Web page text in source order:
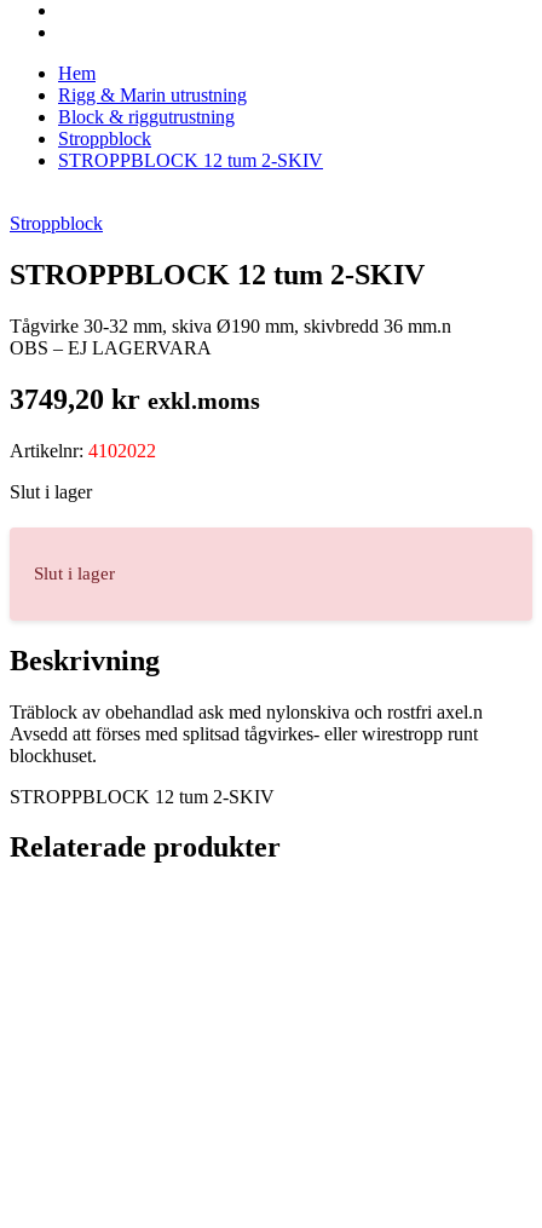
Hem
Rigg & Marin utrustning
Block & riggutrustning
Stroppblock
STROPPBLOCK 12 tum 2-SKIV
Stroppblock
STROPPBLOCK 12 tum 2-SKIV
Tågvirke 30-32 mm, skiva Ø190 mm, skivbredd 36 mm.n
OBS – EJ LAGERVARA
3749,20 kr exkl.moms
Artikelnr: 4102022
Slut i lager
Slut i lager
Beskrivning
Träblock av obehandlad ask med nylonskiva och rostfri axel.n
Avsedd att förses med splitsad tågvirkes- eller wirestropp runt
blockhuset.
STROPPBLOCK 12 tum 2-SKIV
Relaterade produkter